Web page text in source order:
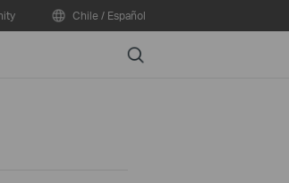
Chile / Español
Search